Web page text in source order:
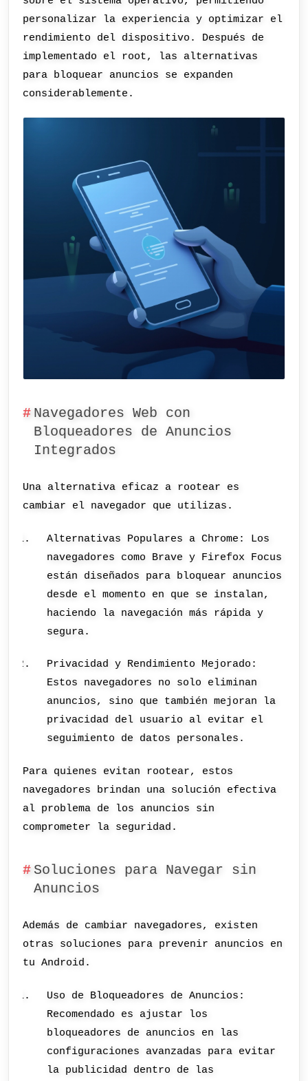
personalizar la experiencia y optimizar el
rendimiento del dispositivo. Después de
implementado el root, las alternativas
para bloquear anuncios se expanden
considerablemente.
Navegadores Web con
Bloqueadores de Anuncios
Integrados
Una alternativa eficaz a rootear es
cambiar el navegador que utilizas.
Alternativas Populares a Chrome: Los
navegadores como Brave y Firefox Focus
están diseñados para bloquear anuncios
desde el momento en que se instalan,
haciendo la navegación más rápida y
segura.
Privacidad y Rendimiento Mejorado:
Estos navegadores no solo eliminan
anuncios, sino que también mejoran la
privacidad del usuario al evitar el
seguimiento de datos personales.
Para quienes evitan rootear, estos
navegadores brindan una solución efectiva
al problema de los anuncios sin
comprometer la seguridad.
Soluciones para Navegar sin
Anuncios
Además de cambiar navegadores, existen
otras soluciones para prevenir anuncios en
tu Android.
Uso de Bloqueadores de Anuncios:
Recomendado es ajustar los
bloqueadores de anuncios en las
configuraciones avanzadas para evitar
la publicidad dentro de las